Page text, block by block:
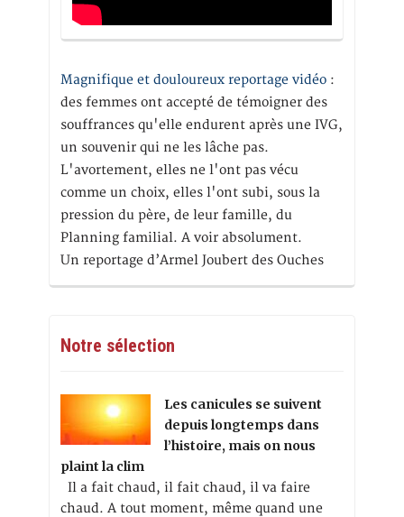
Magnifique et douloureux reportage vidéo :
des femmes ont accepté de témoigner des
souffrances qu'elle endurent après une IVG,
un souvenir qui ne les lâche pas.
L'avortement, elles ne l'ont pas vécu
comme un choix, elles l'ont subi, sous la
pression du père, de leur famille, du
Planning familial. A voir absolument.
Un reportage d’Armel Joubert des Ouches
Notre sélection
Les canicules se suivent
depuis longtemps dans
l’histoire, mais on nous
plaint la clim
Il a fait chaud, il fait chaud, il va faire
chaud. A tout moment, même quand une